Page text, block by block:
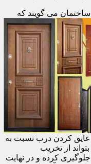
می گویند که
عایق کردن درب نسبت به
از تخریب
کرده و در نهایت